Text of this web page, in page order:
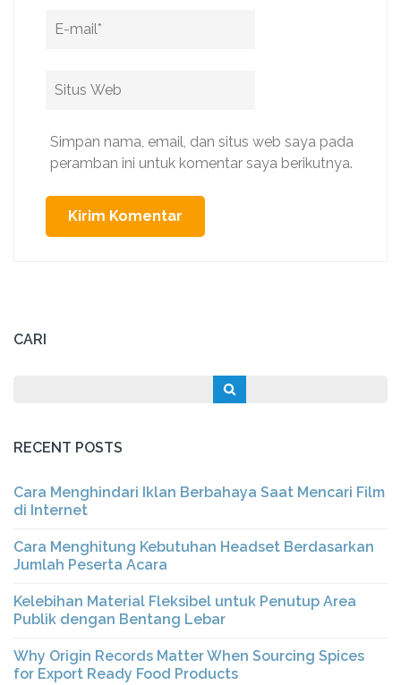
Email
Situs
Simpan nama, email, dan situs web saya pada
peramban ini untuk komentar saya berikutnya.
CARI
RECENT POSTS
Cara Menghindari Iklan Berbahaya Saat Mencari Film
di Internet
Cara Menghitung Kebutuhan Headset Berdasarkan
Jumlah Peserta Acara
Kelebihan Material Fleksibel untuk Penutup Area
Publik dengan Bentang Lebar
Why Origin Records Matter When Sourcing Spices
for Export Ready Food Products